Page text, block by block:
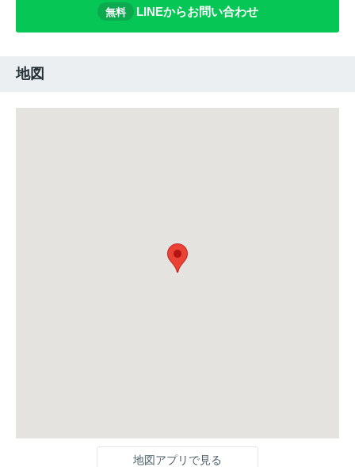
無料 LINEからお問い合わせ
地図
地図アプリで見る